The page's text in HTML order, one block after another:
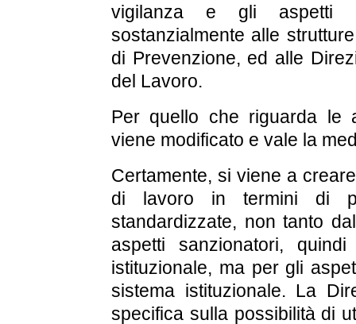
vigilanza e gli aspetti
sostanzialmente alle
di Prevenzione, ed alle
del Lavoro.
Per quello che riguarda le
viene modificato e vale la
Certamente, si viene a
di lavoro in termini di
standardizzate, non tanto
aspetti sanzionatori,
istituzionale, ma per gli
sistema istituzionale. La
specifica sulla possibilità di